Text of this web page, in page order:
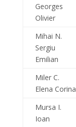
Georges
Olivier
Mihai N.
Sergiu
Emilian
Miler C.
Elena Corina
Mursa I.
Ioan